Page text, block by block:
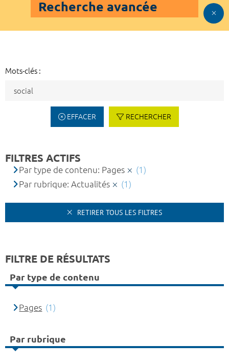
Recherche avancée
Mots-clés :
EFFACER RECHERCHER
FILTRES ACTIFS
Par type de contenu: Pages
(1)
Par rubrique: Actualités
(1)
RETIRER TOUS LES FILTRES
FILTRE DE RÉSULTATS
Par type de contenu
Pages (1)
Par rubrique